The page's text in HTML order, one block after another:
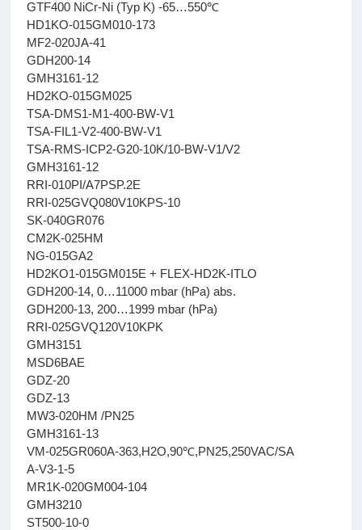
GTF400 NiCr-Ni (Typ K) -65…550℃
HD1KO-015GM010-173
MF2-020JA-41
GDH200-14
GMH3161-12
HD2KO-015GM025
TSA-DMS1-M1-400-BW-V1
TSA-FIL1-V2-400-BW-V1
TSA-RMS-ICP2-G20-10K/10-BW-V1/V2
GMH3161-12
RRI-010PI/A7PSP.2E
RRI-025GVQ080V10KPS-10
SK-040GR076
CM2K-025HM
NG-015GA2
HD2KO1-015GM015E + FLEX-HD2K-ITLO
GDH200-14, 0…11000 mbar (hPa) abs.
GDH200-13, 200…1999 mbar (hPa)
RRI-025GVQ120V10KPK
GMH3151
MSD6BAE
GDZ-20
GDZ-13
MW3-020HM /PN25
GMH3161-13
VM-025GR060A-363,H2O,90℃,PN25,250VAC/SA
A-V3-1-5
MR1K-020GM004-104
GMH3210
ST500-10-0